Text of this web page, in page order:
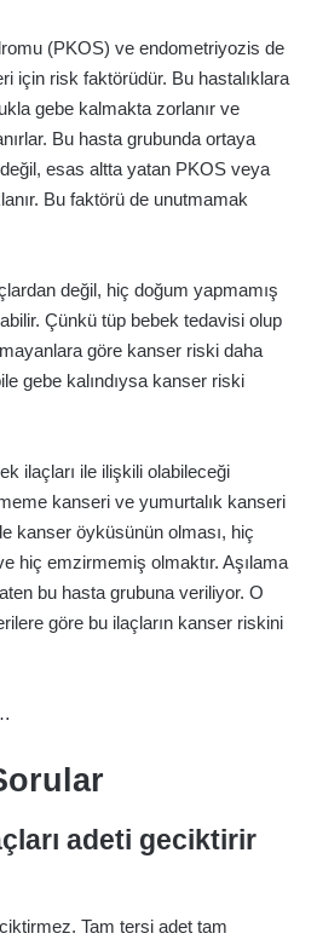
(PKOS) ve endometriyozis de
için risk faktörüdür. Bu hastalıklara
gebe kalmakta zorlanır ve
Bu hasta grubunda ortaya
esas altta yatan PKOS veya
Bu faktörü de unutmamak
değil, hiç doğum yapmamış
Çünkü tüp bebek tedavisi olup
göre kanser riski daha
gebe kalındıysa kanser riski
ilaçları ile ilişkili olabileceği
kanseri ve yumurtalık kanseri
kanser öyküsünün olması, hiç
hiç emzirmemiş olmaktır. Aşılama
bu hasta grubuna veriliyor. O
göre bu ilaçların kanser riskini
adeti geciktirir
Tam tersi adet tam